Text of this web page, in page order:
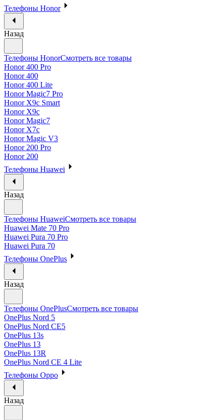
Телефоны Honor
Назад
Телефоны HonorСмотреть все товары
Honor 400 Pro
Honor 400
Honor 400 Lite
Honor Magic7 Pro
Honor X9c Smart
Honor X9c
Honor Magic7
Honor X7c
Honor Magic V3
Honor 200 Pro
Honor 200
Телефоны Huawei
Назад
Телефоны HuaweiСмотреть все товары
Huawei Mate 70 Pro
Huawei Pura 70 Pro
Huawei Pura 70
Телефоны OnePlus
Назад
Телефоны OnePlusСмотреть все товары
OnePlus Nord 5
OnePlus Nord CE5
OnePlus 13s
OnePlus 13
OnePlus 13R
OnePlus Nord CE 4 Lite
Телефоны Oppo
Назад